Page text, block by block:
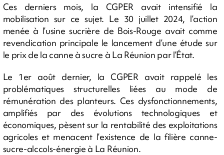
Ces derniers mois, la CGPER avait intensifié la
mobilisation sur ce sujet. Le 30 juillet 2024, l’action
menée à l’usine sucrière de Bois-Rouge avait comme
revendication principale le lancement d’une étude sur
le prix de la canne à sucre à La Réunion par l’État.
Le 1er août dernier, la CGPER avait rappelé les
problématiques structurelles liées au mode de
rémunération des planteurs. Ces dysfonctionnements,
amplifiés par des évolutions technologiques et
économiques, pèsent sur la rentabilité des exploitations
agricoles et menacent l’existence de la filière canne-
sucre-alccols-énergie à La Réunion.